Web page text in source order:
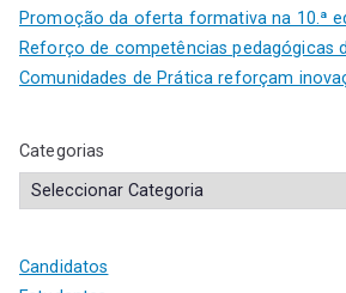
Promoção da oferta formativa na 10.ª
Reforço de competências pedagógicas
Comunidades de Prática reforçam
Categorias
Candidatos